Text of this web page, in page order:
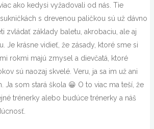
ako kedysi vyžadovali od nás. Tie
s drevenou paličkou sú už dávno
zvládať základy baletu, akrobaciu, ale aj
Je krásne vidieť, že zásady, ktoré sme si
rokmi majú zmysel a dievčatá, ktoré
sú naozaj skvelé. Veru, ja sa im už ani
Ja som stará škola 😀 O to viac ma teší, že
trénerky alebo budúce trénerky a náš